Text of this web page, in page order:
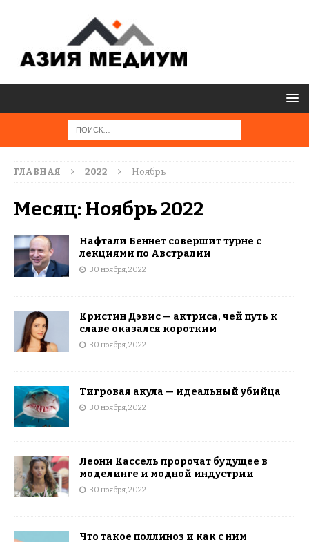
ГЛАВНАЯ 2022 Ноябрь
Месяц: Ноябрь 2022
Нафтали Беннет совершит турне с
лекциями по Австралии
30 ноября, 2022
Кристин Дэвис — актриса, чей путь к
славе оказался коротким
30 ноября, 2022
Тигровая акула — идеальный убийца
30 ноября, 2022
Леони Кассель пророчат будущее в
моделинге и модной индустрии
30 ноября, 2022
Что такое поллиноз и как с ним